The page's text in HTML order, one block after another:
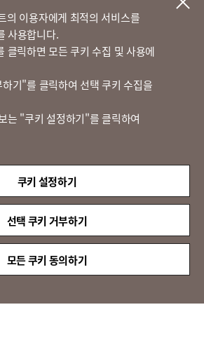
LG 베스트 케어 이전설치
고객의 소리
정도경영 신문고
호 : 116-81-31734
시 종로구 새문안로 58
/ 2014
rights reserved.
의 이용자에게 최적의 서비스를
사용합니다.
클릭하면 모든 쿠키 수집 및 사용에
기"를 클릭하여 선택 쿠키 수집을
는 "쿠키 설정하기"를 클릭하여
쿠키 설정하기
선택 쿠키 거부하기
모든 쿠키 동의하기